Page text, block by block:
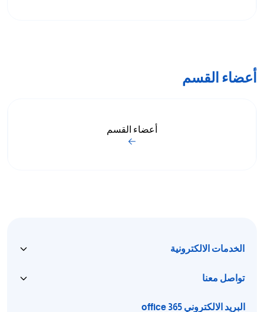
أعضاء القسم
أعضاء القسم
الخدمات الالكترونية
تواصل معنا
البريد الالكتروني office 365